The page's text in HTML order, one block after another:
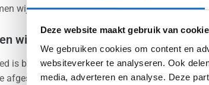
Deze website maakt gebruik van
We gebruiken cookies om content en
websiteverkeer te analyseren. Ook
media, adverteren en analyse. Deze
wij zo snel mogelijk contact met jou op!
wij de rest
is bevallen regelen wij de rest. Wij zijn op tijd
afgesproken bestemming in Giessendam en